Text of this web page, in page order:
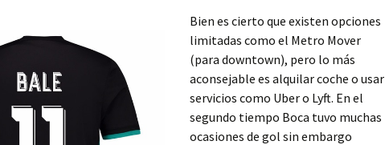
Bien es cierto que existen opciones
limitadas como el Metro Mover
(para downtown), pero lo más
aconsejable es alquilar coche o usar
servicios como Uber o Lyft. En el
segundo tiempo Boca tuvo muchas
ocasiones de gol sin embargo